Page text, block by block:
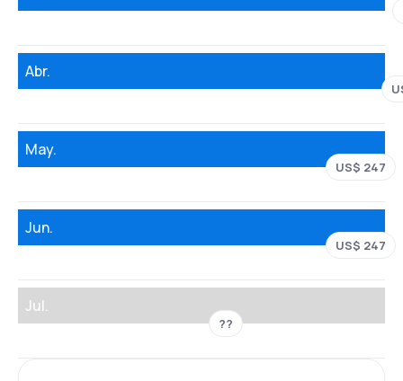
Abr.
May.
US$ 247
Jun.
US$ 247
Jul.
??